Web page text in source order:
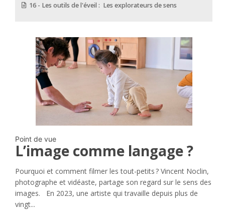
16 - Les outils de l'éveil : Les explorateurs de sens
Point de vue
L’image comme langage ?
Pourquoi et comment filmer les tout-petits ? Vincent Noclin,
photographe et vidéaste, partage son regard sur le sens des
images. En 2023, une artiste qui travaille depuis plus de
vingt...